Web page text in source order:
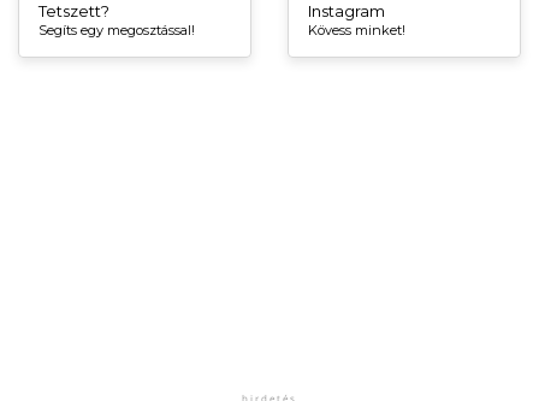
Tetszett?
Segíts egy megosztással!
Instagram
Kövess minket!